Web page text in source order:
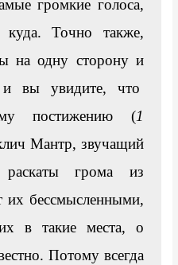
громкие голоса,
куда. Точно также,
на одну сторону и
вы увидите, что
постижению (1
Мантр, звучащий
раскаты грома из
их бессмысленными,
в такие места, о
Потому всегда